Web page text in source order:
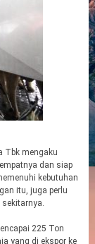
Tbk mengaku
dan siap
kebutuhan
itu, juga perlu
225 Ton
yang di ekspor ke